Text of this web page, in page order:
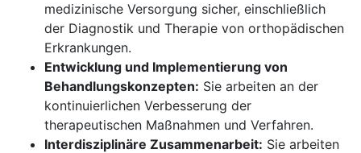
medizinische Versorgung sicher, einschließlich
der Diagnostik und Therapie von orthopädischen
Erkrankungen.
Entwicklung und Implementierung von
Behandlungskonzepten: Sie arbeiten an der
kontinuierlichen Verbesserung der
therapeutischen Maßnahmen und Verfahren.
Interdisziplinäre Zusammenarbeit: Sie arbeiten